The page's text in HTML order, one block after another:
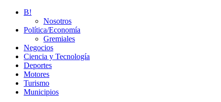
B!
Nosotros
Política/Economía
Gremiales
Negocios
Ciencia y Tecnología
Deportes
Motores
Turismo
Municipios